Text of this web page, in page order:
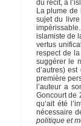
du récit, à
La plume de
sujet du
islamiste de
vertus
respect de
suggérer le
d’autres)
première
l’auteur a
Goncourt de
qu’ait été
nécessaire
politique et